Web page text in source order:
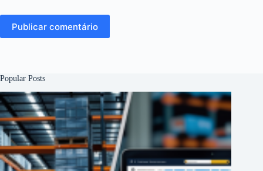
Publicar comentário
Popular Posts